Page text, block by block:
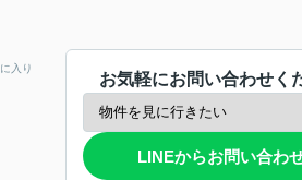
入り
お気軽にお問い合わせく
LINEからお問い合わ